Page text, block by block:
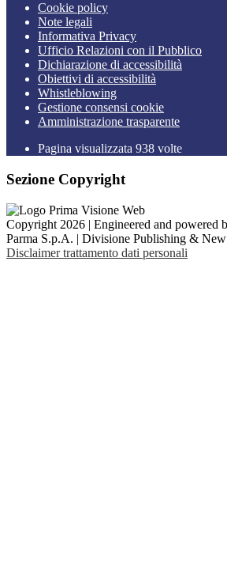
Cookie policy
Note legali
Informativa Privacy
Ufficio Relazioni con il Pubblico
Dichiarazione di accessibilità
Obiettivi di accessibilità
Whistleblowing
Gestione consensi cookie
Amministrazione trasparente
Pagina visualizzata 938 volte
Sezione Copyright
Copyright 2026 | Engineered and powered
Parma S.p.A. | Divisione Publishing &
Disclaimer trattamento dati personali